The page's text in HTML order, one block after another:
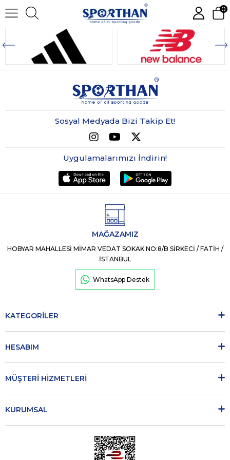
0
Sosyal Medyada Bizi Takip Et!
Uygulamalarımızı İndirin!
MAĞAZAMIZ
HOBYAR MAHALLESİ MİMAR VEDAT SOKAK NO:8/B SİRKECİ / FATİH /
İSTANBUL
WhatsApp Destek
KATEGORİLER
HESABIM
MÜŞTERİ HİZMETLERİ
KURUMSAL